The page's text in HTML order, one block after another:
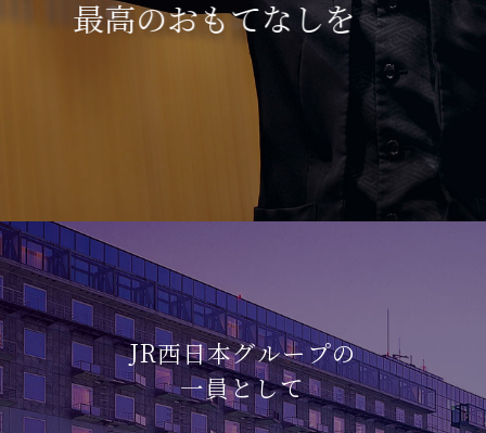
最高のおもてなしを
JR西日本グループの
一員として